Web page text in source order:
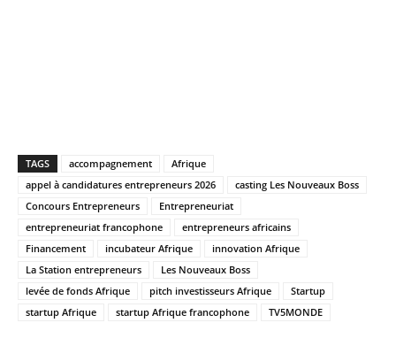
TAGS accompagnement
Afrique
appel à candidatures entrepreneurs 2026
casting Les Nouveaux Boss
Concours Entrepreneurs
Entrepreneuriat
entrepreneuriat francophone
entrepreneurs africains
Financement
incubateur Afrique
innovation Afrique
La Station entrepreneurs
Les Nouveaux Boss
levée de fonds Afrique
pitch investisseurs Afrique
Startup
startup Afrique
startup Afrique francophone TV5MONDE